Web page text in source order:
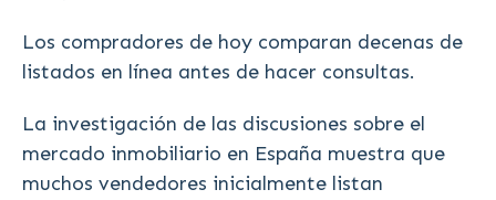
Los compradores de hoy comparan decenas de
listados en línea antes de hacer consultas.
La investigación de las discusiones sobre el
mercado inmobiliario en España muestra que
muchos vendedores inicialmente listan